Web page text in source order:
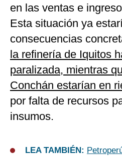
en las ventas e
Esta situación ya
consecuencias
la refinería de Iquitos
paralizada, mientras
Conchán estarían en
por falta de recursos
insumos.
LEA TAMBIÉN: